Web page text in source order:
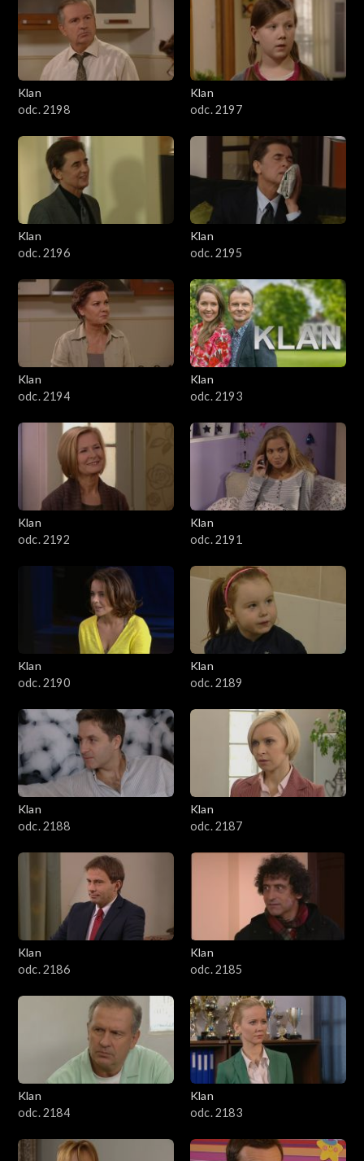
4201–4300
4101–4200
3901–4000
3801–3900
3701–3800
3601–3700
3501–3600
3401–3500
3201–3300
3101–3200
3001–3100
2901–3000
2801–2900
2701–2800
2501–2600
2401–2500
2301–2400
2201–2300
2101–2200
2001–2100
1901–2000
1801–1900
1701–1800
1601–1700
1501–1600
Klan
odc. 2198
Klan
odc. 2197
Klan
odc. 2196
Klan
odc. 2195
Klan
odc. 2194
Klan
odc. 2193
Klan
odc. 2192
Klan
odc. 2191
Klan
odc. 2190
Klan
odc. 2189
Klan
odc. 2188
Klan
odc. 2187
Klan
odc. 2186
Klan
odc. 2185
Klan
odc. 2184
Klan
odc. 2183